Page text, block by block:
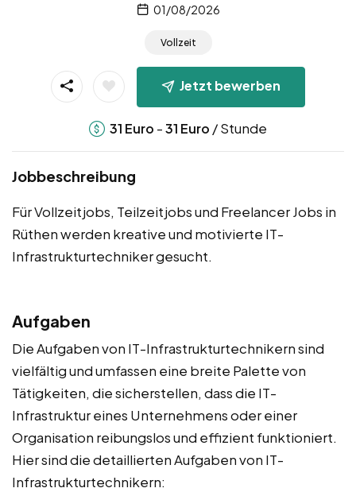
01/08/2026
Vollzeit
Jetzt bewerben
31 Euro -31 Euro / Stunde
Jobbeschreibung
Für Vollzeitjobs, Teilzeitjobs und Freelancer Jobs in
Rüthen werden kreative und motivierte IT-
Infrastrukturtechniker gesucht.
Aufgaben
Die Aufgaben von IT-Infrastrukturtechnikern sind
vielfältig und umfassen eine breite Palette von
Tätigkeiten, die sicherstellen, dass die IT-
Infrastruktur eines Unternehmens oder einer
Organisation reibungslos und effizient funktioniert.
Hier sind die detaillierten Aufgaben von IT-
Infrastrukturtechnikern: